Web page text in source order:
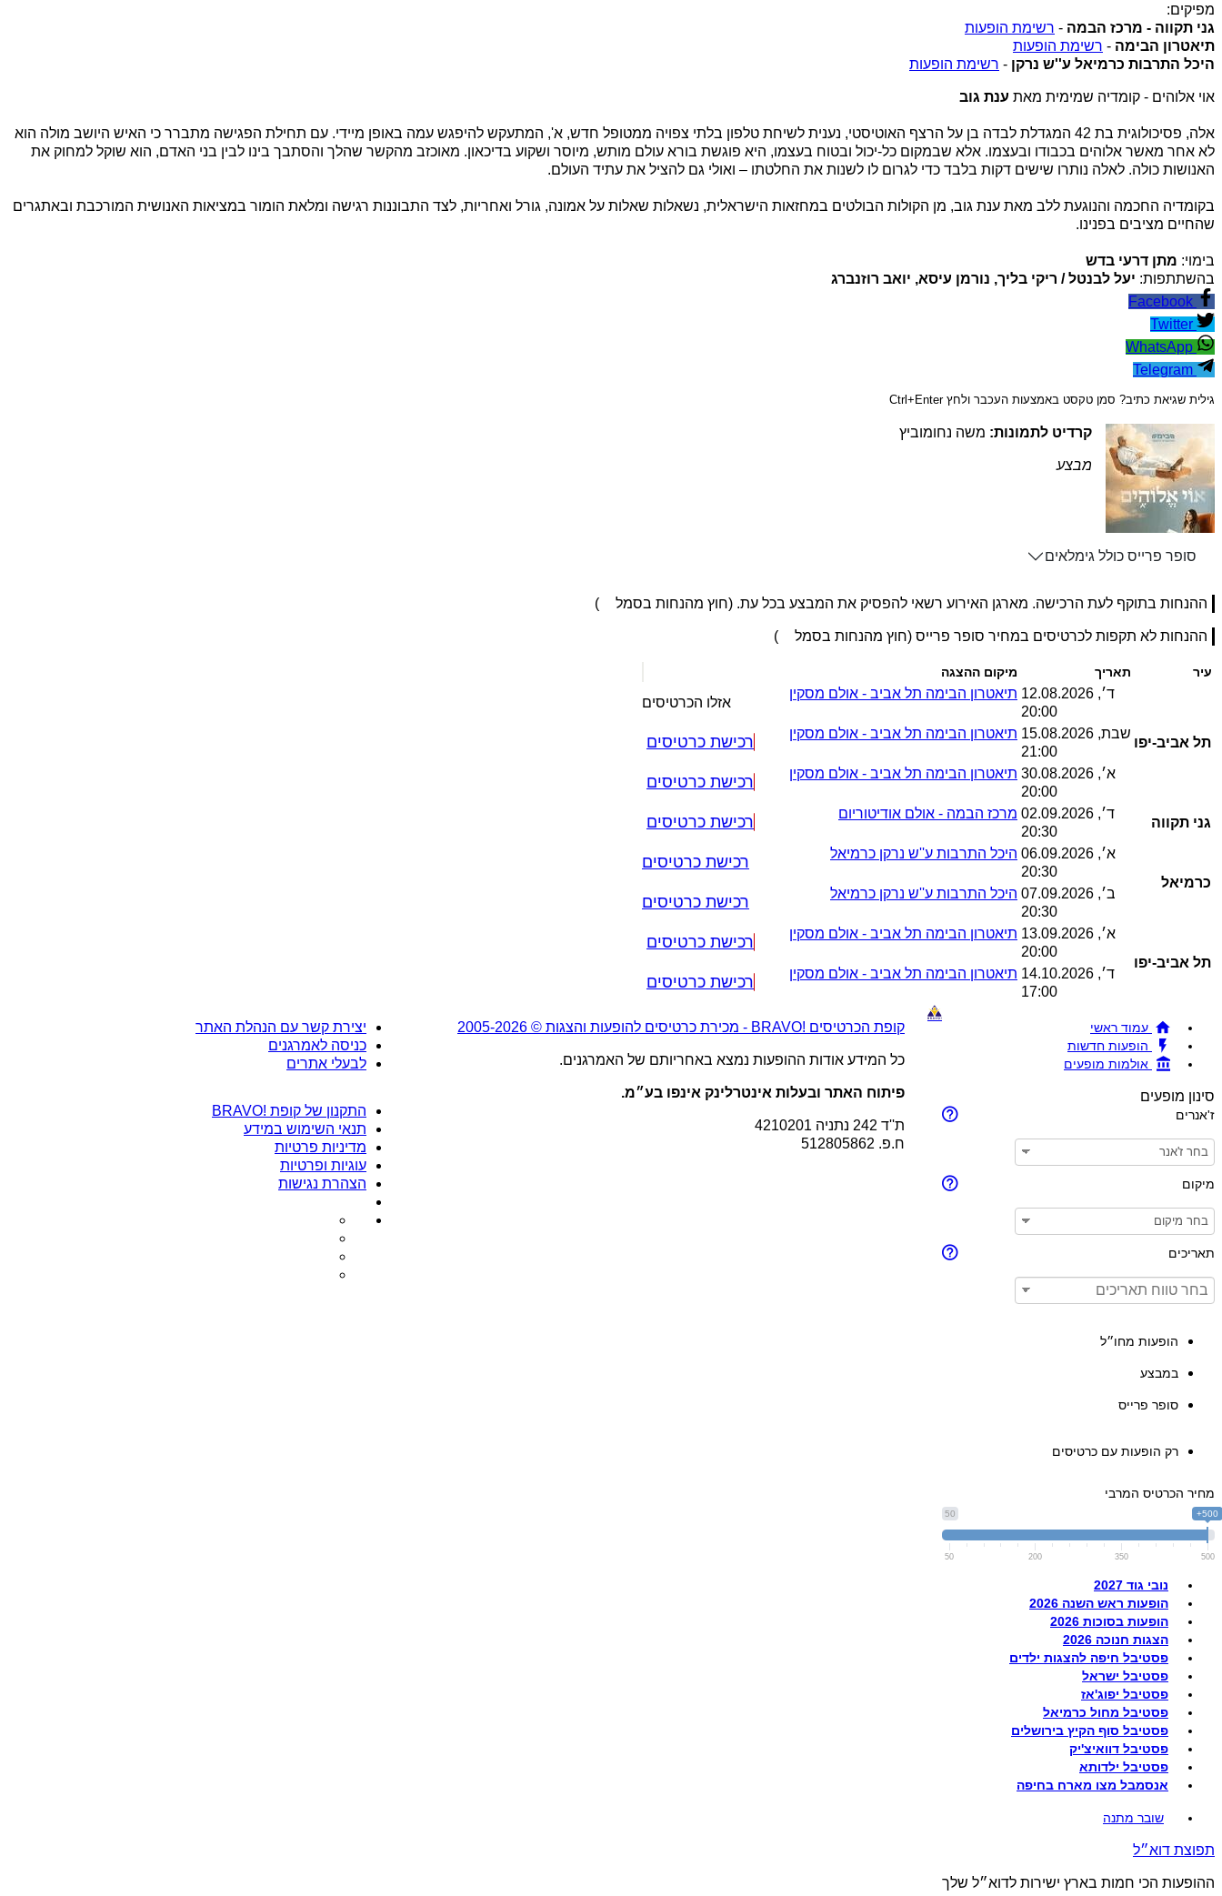
מפיקים:
גני תקווה - מרכז הבמה - רשימת הופעות
תיאטרון הבימה - רשימת הופעות
היכל התרבות כרמיאל ע''ש נרקן - רשימת הופעות
אוי אלוהים - קומדיה שמימית מאת ענת גוב
אלה, פסיכולוגית בת 42 המגדלת לבדה בן על הרצף האוטיסטי, נענית לשיחת טלפון בלתי צפויה ממטופל חדש, א', המתעקש להיפגש עמה באופן מיידי. עם תחילת הפגישה מתברר כי האיש היושב מולה הוא
לא אחר מאשר אלוהים בכבודו ובעצמו. אלא שבמקום כל-יכול ובטוח בעצמו, היא פוגשת בורא עולם מותש, מיוסר ושקוע בדיכאון. מאוכזב מהקשר שהלך והסתבך בינו לבין בני האדם, הוא שוקל למחוק את
האנושות כולה. לאלה נותרו שישים דקות בלבד כדי לגרום לו לשנות את החלטתו – ואולי גם להציל את עתיד העולם.
בקומדיה החכמה והנוגעת ללב מאת ענת גוב, מן הקולות הבולטים במחזאות הישראלית, נשאלות שאלות על אמונה, גורל ואחריות, לצד התבוננות רגישה ומלאת הומור במציאות האנושית המורכבת ובאתגרים
שהחיים מציבים בפנינו.
בימוי: מתן דרעי בדש
בהשתתפות: יעל לבנטל / ריקי בליך, נורמן עיסא, יואב רוזנברג
גילית שגיאת כתיב? סמן טקסט באמצעות העכבר ולחץ Ctrl+Enter
קרדיט לתמונות: משה נחומוביץ
מבצע
סופר פרייס כולל גימלאים
ההנחות בתוקף לעת הרכישה. מארגן האירוע רשאי להפסיק את המבצע בכל עת. (חוץ מהנחות בסמל )
ההנחות לא תקפות לכרטיסים במחיר סופר פרייס (חוץ מהנחות בסמל )
עיר תאריך מיקום ההצגה
תל אביב-יפו
ד׳, 12.08.2026
20:00
תיאטרון הבימה תל אביב - אולם מסקין
אזלו הכרטיסים
שבת, 15.08.2026
21:00
תיאטרון הבימה תל אביב - אולם מסקין רכישת כרטיסים
א׳, 30.08.2026
20:00
תיאטרון הבימה תל אביב - אולם מסקין רכישת כרטיסים
גני תקווה
ד׳, 02.09.2026
20:30
מרכז הבמה - אולם אודיטוריום רכישת כרטיסים
כרמיאל
א׳, 06.09.2026
20:30
היכל התרבות ע''ש נרקן כרמיאל רכישת כרטיסים
ב׳, 07.09.2026
20:30
היכל התרבות ע''ש נרקן כרמיאל רכישת כרטיסים
תל אביב-יפו
א׳, 13.09.2026
20:00
תיאטרון הבימה תל אביב - אולם מסקין רכישת כרטיסים
ד׳, 14.10.2026
17:00
תיאטרון הבימה תל אביב - אולם מסקין רכישת כרטיסים
עמוד ראשי
הופעות חדשות
אולמות מופעים
סינון מופעים
ז'אנרים
מיקום
תאריכים
הופעות מחו״ל
במבצע
סופר פרייס
רק הופעות עם כרטיסים
מחיר הכרטיס המרבי
50 500+
50 200 350 500
נובי גוד 2027
הופעות ראש השנה 2026
הופעות בסוכות 2026
הצגות חנוכה 2026
פסטיבל חיפה להצגות ילדים
פסטיבל ישראל
פסטיבל יפוג'אז
פסטיבל מחול כרמיאל
פסטיבל סוף הקיץ בירושלים
פסטיבל דוואיצ'יק
פסטיבל ילדותא
אנסמבל מצו מארח בחיפה
שובר מתנה
תפוצת דוא״ל
ההופעות הכי חמות בארץ ישירות לדוא״ל שלך
קופת הכרטיסים !BRAVO - מכירת כרטיסים להופעות והצגות © 2005-2026
כל המידע אודות ההופעות נמצא באחריותם של האמרגנים.
פיתוח האתר ובעלות אינטרלינק אינפו בע״מ.
ת''ד 242 נתניה 4210201
ח.פ. 512805862
יצירת קשר עם הנהלת האתר
כניסה לאמרגנים
לבעלי אתרים
התקנון של קופת !BRAVO
תנאי השימוש במידע
מדיניות פרטיות
עוגיות ופרטיות
הצהרת נגישות